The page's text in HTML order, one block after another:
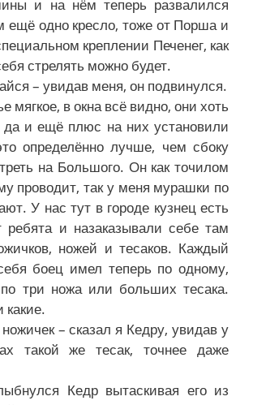
и на нём теперь развалился
ещё одно кресло, тоже от Порша и
креплении Печенег, как
стрелять можно будет.
– увидав меня, он подвинулся.
мягкое, в окна всё видно, они хоть
да и ещё плюс на них установили
определённо лучше, чем сбоку
на Большого. Он как точилом
проводит, так у меня мурашки по
У нас тут в городе кузнец есть
ребята и назаказывали себе там
ножей и тесаков. Каждый
боец имел теперь по одному,
три ножа или больших тесака.
– сказал я Кедру, увидав у
такой же тесак, точнее даже
Кедр вытаскивая его из